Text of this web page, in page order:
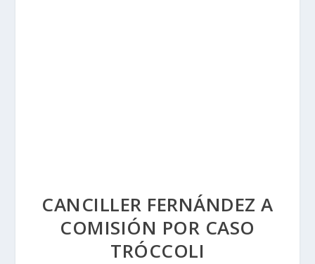
CANCILLER FERNÁNDEZ A
COMISIÓN POR CASO
TRÓCCOLI